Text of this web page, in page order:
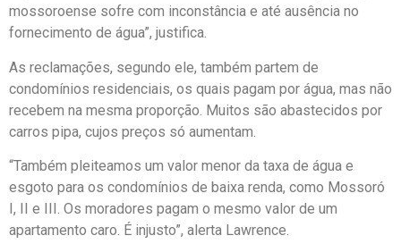
mossoroense sofre com inconstância e até ausência no
fornecimento de água”, justifica.
As reclamações, segundo ele, também partem de
condomínios residenciais, os quais pagam por água, mas não
recebem na mesma proporção. Muitos são abastecidos por
carros pipa, cujos preços só aumentam.
“Também pleiteamos um valor menor da taxa de água e
esgoto para os condomínios de baixa renda, como Mossoró
I, II e III. Os moradores pagam o mesmo valor de um
apartamento caro. É injusto”, alerta Lawrence.